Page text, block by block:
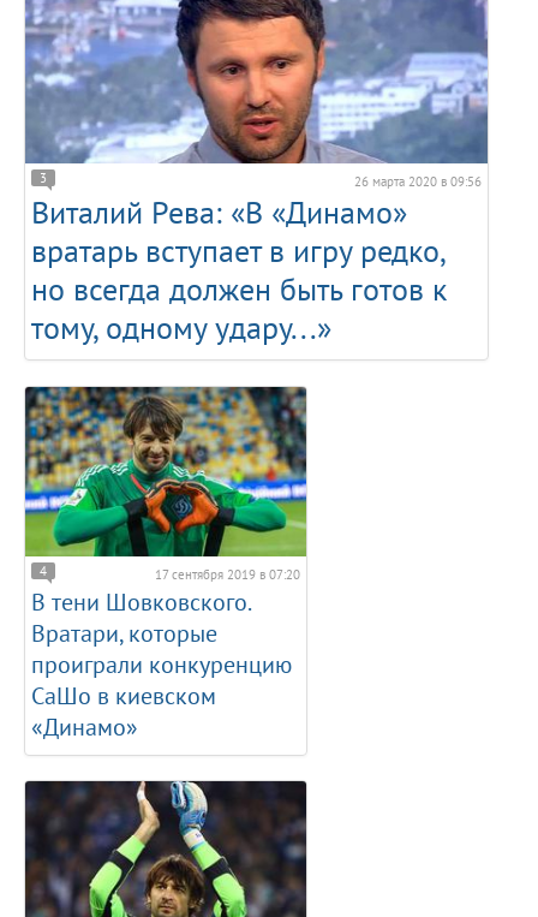
3 26 марта 2020 в 09:56
Виталий Рева: «В «Динамо»
вратарь вступает в игру редко,
но всегда должен быть готов к
тому, одному удару...»
4 17 сентября 2019 в 07:20
В тени Шовковского.
Вратари, которые
проиграли конкуренцию
СаШо в киевском
«Динамо»